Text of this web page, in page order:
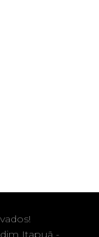
Itapuã -